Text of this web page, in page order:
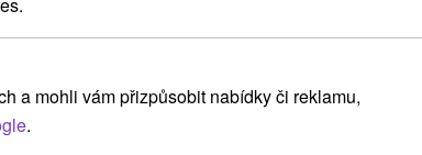
v Oraviciach na úpätí
zaujme už na prvý...
a mohli vám přizpůsobit nabídky či reklamu,
.